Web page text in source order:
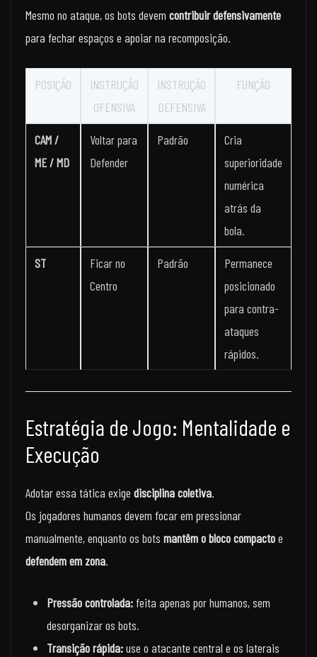
Mesmo no ataque, os bots devem contribuir defensivamente
para fechar espaços e apoiar na recomposição.
POSIÇÃO
INSTRUÇÃO
OFENSIVA
INSTRUÇÃO
DEFENSIVA
FUNÇÃO
CAM /
ME / MD
Voltar para
Defender
Padrão
Cria
superioridade
numérica
atrás da
bola.
ST
Ficar no
Centro
Padrão
Permanece
posicionado
para contra-
ataques
rápidos.
Estratégia de Jogo: Mentalidade e
Execução
Adotar essa tática exige disciplina coletiva.
Os jogadores humanos devem focar em pressionar
manualmente, enquanto os bots mantêm o bloco compactoe
defendem em zona.
Pressão controlada:feita apenas por humanos, sem
desorganizar os bots.
Transição rápida:use o atacante central e os laterais